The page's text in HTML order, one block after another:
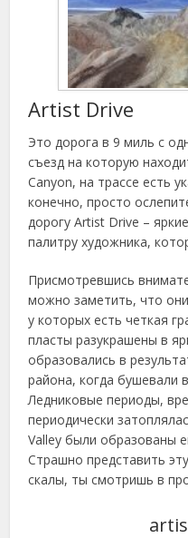
Artist Drive
Это дорога в 9 миль с
съезд на которую
Canyon, на трассе есть
конечно, просто
дорогу Artist Drive –
палитру художника,
Присмотревшись
можно заметить, что
у которых есть четкая
пласты разукрашены в
образовались в
района, когда бушевали
Ледниковые периоды,
периодически
Valley были образованы
Страшно представить
скалы, ты смотришь в